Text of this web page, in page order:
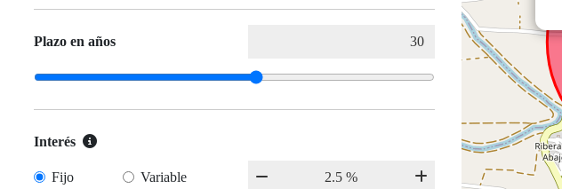
Plazo en años
Interés
Fijo Variable